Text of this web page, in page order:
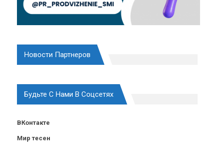
Новости Партнеров
Будьте С Нами В Соцсетях
ВКонтакте
Мир тесен